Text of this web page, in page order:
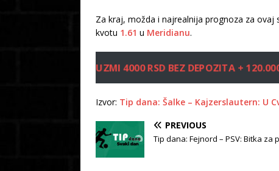
Za kraj, možda i najrealnija prognoza za
kvotu 1.61 u Meridianu.
UZMI 4000 RSD BEZ DEPOZITA +
Izvor: Tip dana: Šalke – Kajzerslautern: U
PREVIOUS
Tip dana: Fejnord – PSV: Bitka za